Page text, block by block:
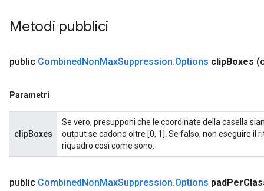
Metodi pubblici
public CombinedNonMaxSuppression.Options clipBoxes
Parametri
clipBoxes
Se vero, presupponi che le coordinate della casella
output se cadono oltre [0, 1]. Se falso, non eseguire il
riquadro così come sono.
public CombinedNonMaxSuppression.Options padPer